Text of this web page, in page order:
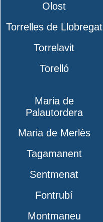
Olost
Torrelles de Llobregat
Torrelavit
Torelló
Maria de
Palautordera
Maria de Merlès
Tagamanent
Sentmenat
Fontrubí
Montmaneu